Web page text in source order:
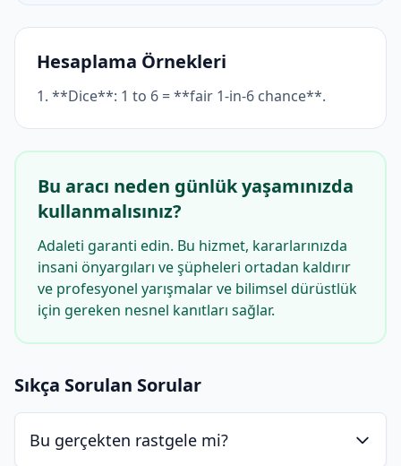
Hesaplama Örnekleri
1. **Dice**: 1 to 6 = **fair 1-in-6 chance**.
Bu aracı neden günlük yaşamınızda
kullanmalısınız?
Adaleti garanti edin. Bu hizmet, kararlarınızda
insani önyargıları ve şüpheleri ortadan kaldırır
ve profesyonel yarışmalar ve bilimsel dürüstlük
için gereken nesnel kanıtları sağlar.
Sıkça Sorulan Sorular
Bu gerçekten rastgele mi?